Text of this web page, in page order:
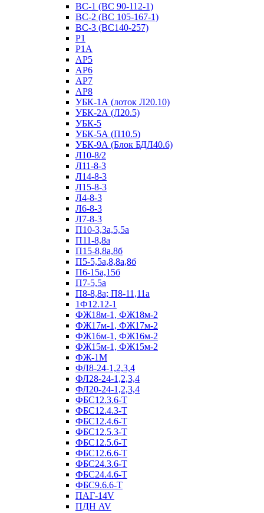
ВС-1 (ВС 90-112-1)
ВС-2 (ВС 105-167-1)
ВС-3 (ВС140-257)
Р1
Р1А
АР5
АР6
АР7
АР8
УБК-1А (лоток Л20.10)
УБК-2А (Л20.5)
УБК-5
УБК-5А (П10.5)
УБК-9А (Блок БДЛ40.6)
Л10-8/2
Л11-8-3
Л14-8-3
Л15-8-3
Л4-8-3
Л6-8-3
Л7-8-3
П10-3,3а,5,5а
П11-8,8а
П15-8,8а,8б
П5-5,5а,8,8а,8б
П6-15а,15б
П7-5,5а
П8-8,8а; П8-11,11а
1Ф12.12-1
ФЖ18м-1, ФЖ18м-2
ФЖ17м-1, ФЖ17м-2
ФЖ16м-1, ФЖ16м-2
ФЖ15м-1, ФЖ15м-2
ФЖ-1М
ФЛ8-24-1,2,3,4
ФЛ28-24-1,2,3,4
ФЛ20-24-1,2,3,4
ФБС12.3.6-Т
ФБС12.4.3-Т
ФБС12.4.6-Т
ФБС12.5.3-Т
ФБС12.5.6-Т
ФБС12.6.6-Т
ФБС24.3.6-Т
ФБС24.4.6-Т
ФБС9.6.6-Т
ПАГ-14V
ПДН AV